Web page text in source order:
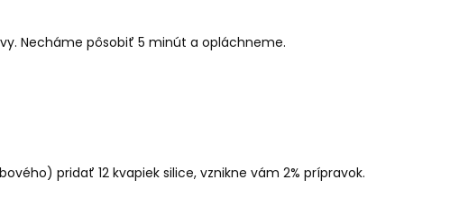
Necháme pôsobiť 5 minút a opláchneme.
pridať 12 kvapiek silice, vznikne vám 2% prípravok.